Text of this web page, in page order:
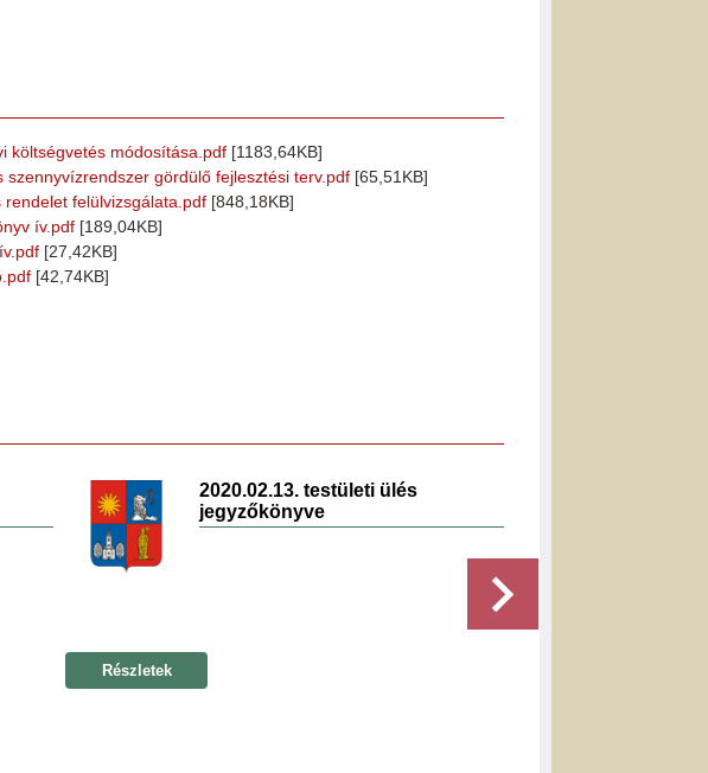
költségvetés módosítása.pdf [1183,64KB]
gördülő fejlesztési terv.pdf [65,51KB]
felülvizsgálata.pdf [848,18KB]
ív.pdf [189,04KB]
[27,42KB]
[42,74KB]
2020.02.13. testületi ülés
jegyzőkönyve
Részletek